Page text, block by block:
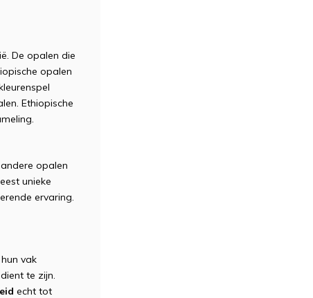
De opalen die
opalen
Ethiopische
opalen
unieke
ervaring.
vak
te zijn.
echt tot